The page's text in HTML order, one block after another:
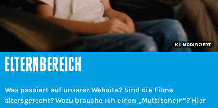
ELTERNBEREICH
Was passiert auf unserer Website? Sind die Filme
altersgerecht? Wozu brauche ich einen „Muttischein“? Hier